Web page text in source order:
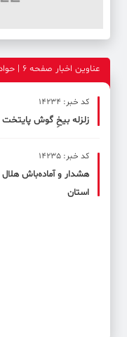
عناوین اخبار صفحه ۶ | حوادث | یکشنبه 29 مر 1402
کد خبر: 14234
زلزله بیخِ گوش پایتخت
کد خبر: 14235
استان